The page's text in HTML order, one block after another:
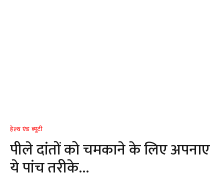
हेल्थ एंड ब्यूटी
पीले दांतों को चमकाने के लिए अपनाए
ये पांच तरीके…